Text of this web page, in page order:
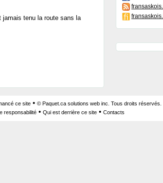
jamais tenu la route sans la
ce site • © Paquet.ca solutions web inc. Tous droits réservés.
responsabilité • Qui est derrière ce site • Contacts